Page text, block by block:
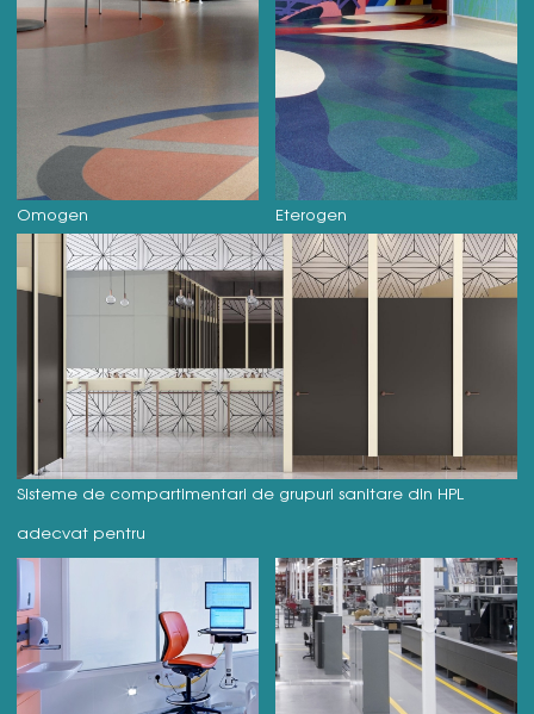
Omogen Eterogen
Sisteme de compartimentari de grupuri sanitare din HPL
adecvat pentru